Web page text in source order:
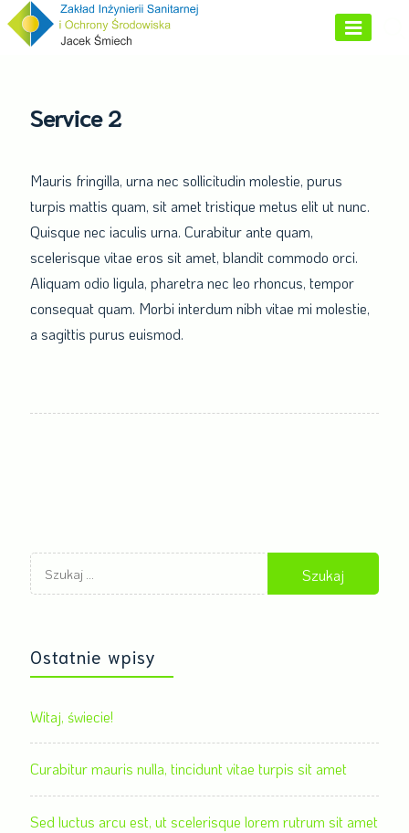
Skip
Service 2
Mauris fringilla, urna nec sollicitudin molestie, purus
turpis mattis quam, sit amet tristique metus elit ut nunc.
Quisque nec iaculis urna. Curabitur ante quam,
scelerisque vitae eros sit amet, blandit commodo orci.
Aliquam odio ligula, pharetra nec leo rhoncus, tempor
consequat quam. Morbi interdum nibh vitae mi molestie,
a sagittis purus euismod.
Szukaj:
Ostatnie wpisy
Witaj, świecie!
Curabitur mauris nulla, tincidunt vitae turpis sit amet
Sed luctus arcu est, ut scelerisque lorem rutrum sit amet